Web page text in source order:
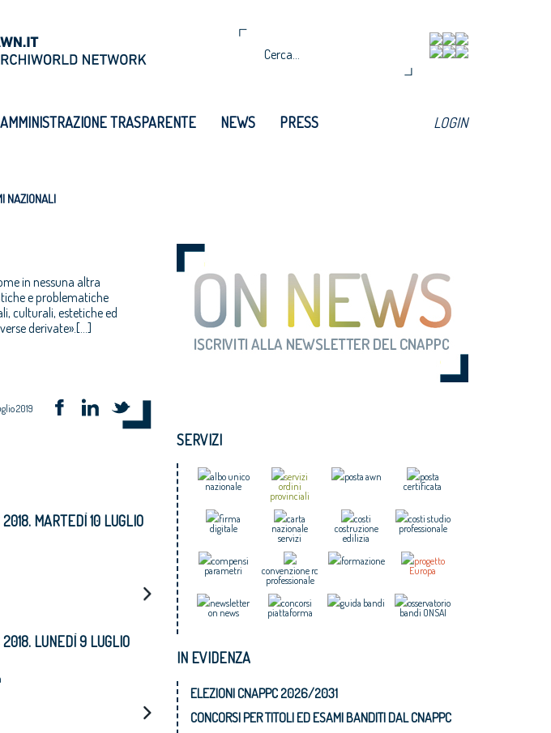
AMMINISTRAZIONE TRASPARENTE NEWS PRESS LOGIN
NAZIONALI
in nessuna altra
e problematiche
culturali, estetiche ed
derivate».[…]
2019
MARTEDÌ 10 LUGLIO
LUNEDÌ 9 LUGLIO
SERVIZI
albo unico
nazionale
servizi
ordini
provinciali
posta awn
posta
certificata
firma
digitale
carta
nazionale
servizi
costi
costruzione
edilizia
costi studio
professionale
compensi
parametri
convenzione rc
professionale
formazione
progetto
Europa
newsletter
on news
concorsi
piattaforma
guida bandi
osservatorio
bandi ONSAI
IN EVIDENZA
ELEZIONI CNAPPC 2026/2031
CONCORSI PER TITOLI ED ESAMI BANDITI DAL CNAPPC